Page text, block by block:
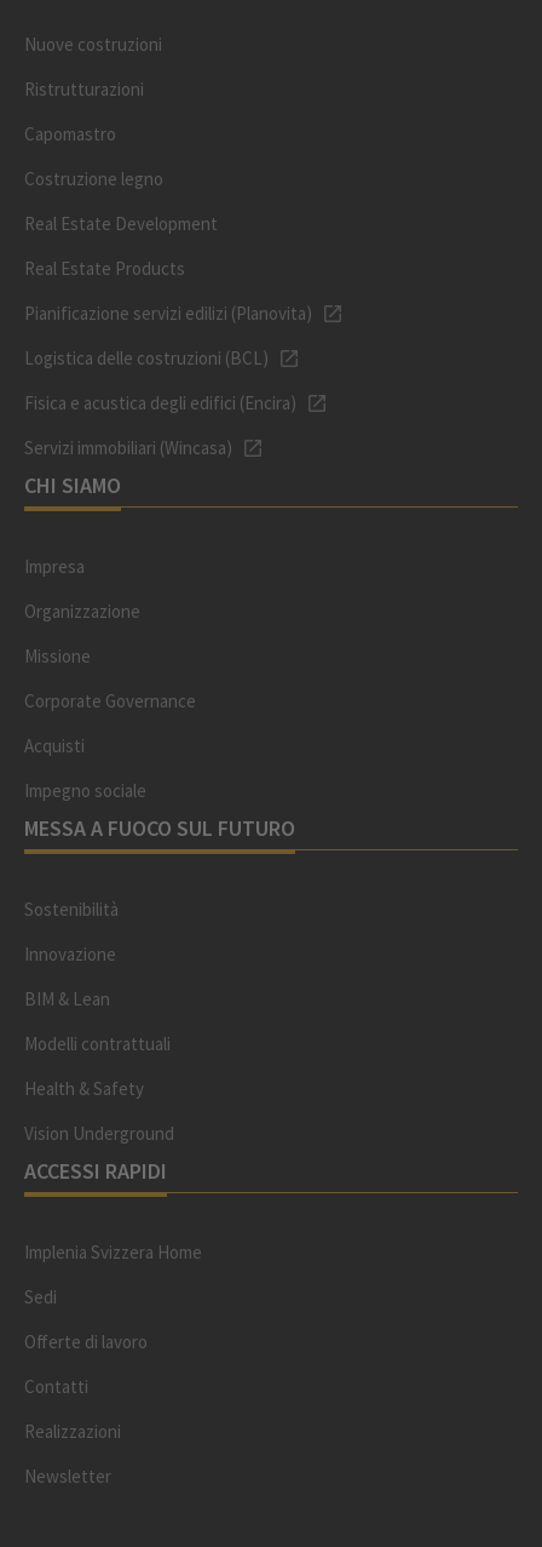
Nuove costruzioni
Ristrutturazioni
Capomastro
Costruzione legno
Real Estate Development
Real Estate Products
Pianificazione servizi edilizi (Planovita)
Logistica delle costruzioni (BCL)
Fisica e acustica degli edifici (Encira)
Servizi immobiliari (Wincasa)
CHI SIAMO
Impresa
Organizzazione
Missione
Corporate Governance
Acquisti
Impegno sociale
MESSA A FUOCO SUL FUTURO
Sostenibilità
Innovazione
BIM & Lean
Modelli contrattuali
Health & Safety
Vision Underground
ACCESSI RAPIDI
Implenia Svizzera Home
Sedi
Offerte di lavoro
Contatti
Realizzazioni
Newsletter